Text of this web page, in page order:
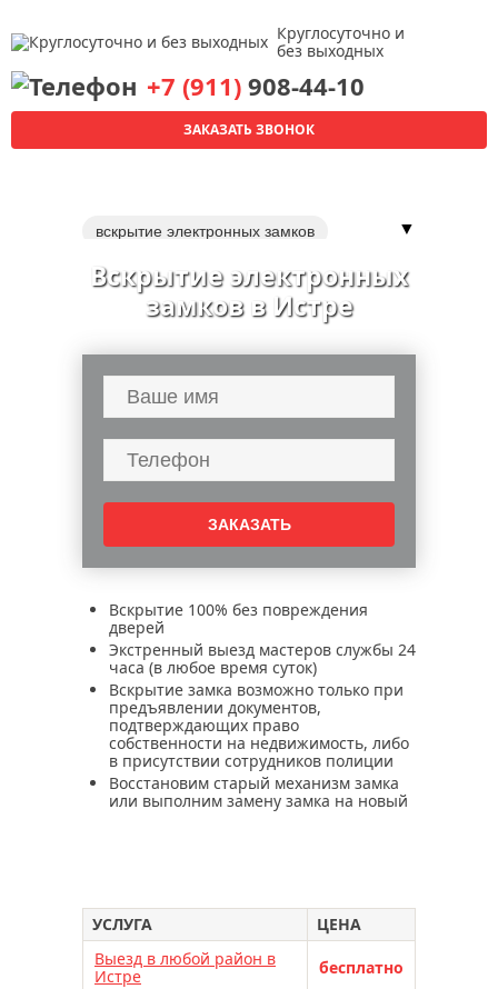
Круглосуточно и
без выходных
+7 (911) 908-44-10
ЗАКАЗАТЬ ЗВОНОК
вскрытие электронных замков
вскрытие кодовых замков
вскрытие навесных замков
вскрытие гаражных замков
вскрытие ригельных замков
вскрытие электронных сейфов
вскрытие железных дверей
вскрытие автомобилей
ремонт электронных замков
цены на услуги по установке
электронных замков
установка электронных замков в москве
установка электронных замков aqara
установка электронных замков philips
электронные умные замки
электронные замки aqara
электронные замки dircode
электронные замки philips
электронные замки lockin
▼
Вскрытие электронных
замков в Истре
Вскрытие 100% без повреждения
дверей
Экстренный выезд мастеров службы 24
часа (в любое время суток)
Вскрытие замка возможно только при
предъявлении документов,
подтверждающих право
собственности на недвижимость, либо
в присутствии сотрудников полиции
Восстановим старый механизм замка
или выполним замену замка на новый
УСЛУГА
ЦЕНА
Выезд в любой район в
Истре
бесплатно